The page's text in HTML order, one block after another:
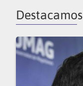
Destacamos